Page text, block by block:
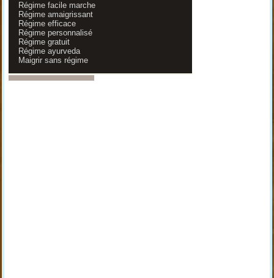
Régime facile marche
Régime amaigrissant
Régime efficace
Régime personnalisé
Régime gratuit
Régime ayurveda
Maigrir sans régime